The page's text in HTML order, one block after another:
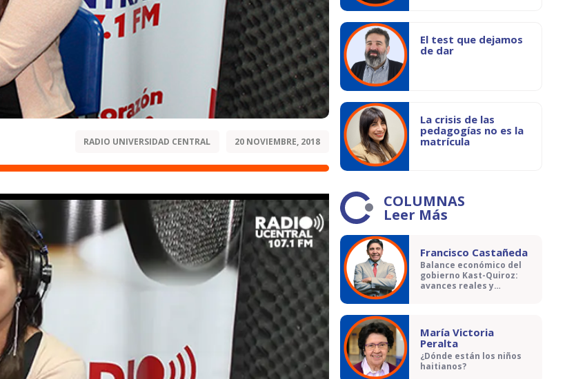
RADIO UNIVERSIDAD CENTRAL 20 NOVIEMBRE, 2018
El test que dejamos
de dar
La crisis de las
pedagogías no es la
matrícula
COLUMNAS
Leer Más
Francisco Castañeda
Balance económico del
gobierno Kast-Quiroz:
avances reales y
María Victoria
Peralta
¿Dónde están los niños
haitianos?